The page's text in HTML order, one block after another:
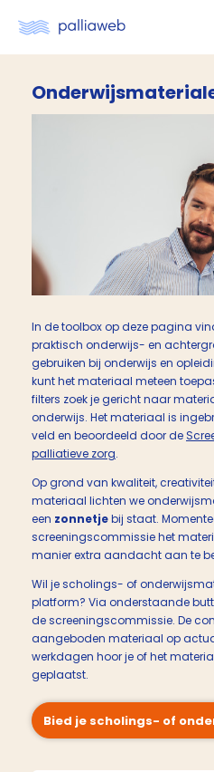
In de toolbox op deze pagina
praktisch onderwijs- en
gebruiken bij onderwijs en
kunt het materiaal meteen
filters zoek je gericht naar
onderwijs. Het materiaal is
veld en beoordeeld door de
palliatieve zorg.
Op grond van kwaliteit,
materiaal lichten we
een zonnetjebij staat.
screeningscommissie het
manier extra aandacht aan te
Wil je scholings- of
platform? Via onderstaande
de screeningscommissie. De
aangeboden materiaal op
werkdagen hoor je of het
geplaatst.
Bied je scholings- of